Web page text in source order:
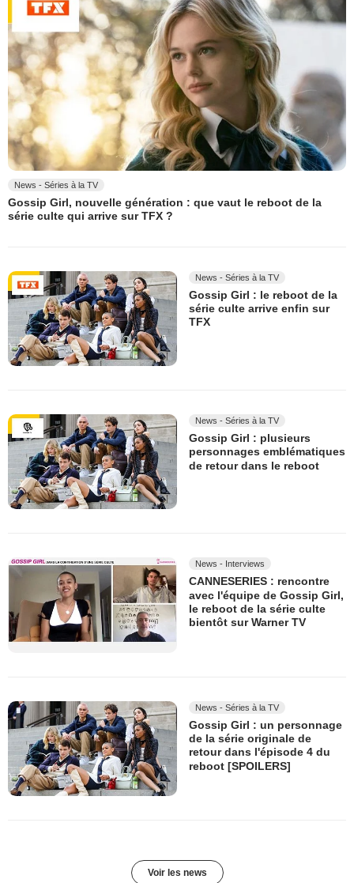
News - Séries à la TV
Gossip Girl, nouvelle génération : que vaut le reboot de la
série culte qui arrive sur TFX ?
News - Séries à la TV
Gossip Girl : le reboot de la
série culte arrive enfin sur
TFX
News - Séries à la TV
Gossip Girl : plusieurs
personnages emblématiques
de retour dans le reboot
News - Interviews
CANNESERIES : rencontre
avec l'équipe de Gossip Girl,
le reboot de la série culte
bientôt sur Warner TV
News - Séries à la TV
Gossip Girl : un personnage
de la série originale de
retour dans l'épisode 4 du
reboot [SPOILERS]
Voir les news